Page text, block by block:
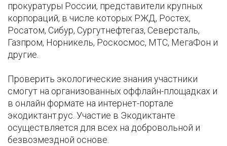
прокуратуры России, представители крупных
корпораций, в числе которых РЖД, Ростех,
Росатом, Сибур, Сургутнефтегаз, Северсталь,
Газпром, Норникель, Роскосмос, МТС, МегаФон и
другие.
Проверить экологические знания участники
смогут на организованных оффлайн-площадках и
в онлайн формате на интернет-портале
экодиктант.рус. Участие в Экодиктанте
осуществляется для всех на добровольной и
безвозмездной основе.